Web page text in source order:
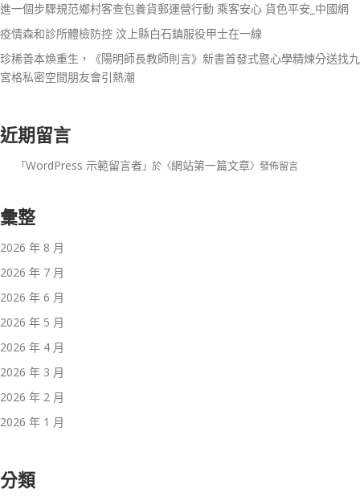
進一個步驟規范鄉村客查包養貨郵運營行動 乘客安心 貨色平安_中國網
疫情森和診所體檢防控 汶上縣白石鎮服役甲士在一線
珍稀善本煥重生，《陽明師長教師則言》新書首發式暨心學精煉分送找九
宮格私密空間朋友會引熱潮
近期留言
「WordPress 示範留言者」於〈網站第一篇文章〉發佈留言
彙整
2026 年 8 月
2026 年 7 月
2026 年 6 月
2026 年 5 月
2026 年 4 月
2026 年 3 月
2026 年 2 月
2026 年 1 月
分類